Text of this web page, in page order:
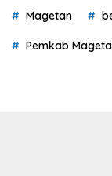
Magetan
Pemkab